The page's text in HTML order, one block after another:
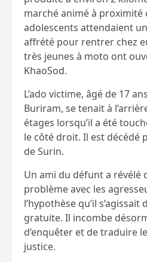
marché animé à proximité
adolescents attendaient
affrété pour rentrer chez
très jeunes à moto ont
KhaoSod.
L’ado victime, âgé de 17
Buriram, se tenait à
étages lorsqu’il a été
le côté droit. Il est décédé
de Surin.
Un ami du défunt a révélé
problème avec les
l’hypothèse qu’il s’agissait
gratuite. Il incombe
d’enquêter et de traduire
justice.